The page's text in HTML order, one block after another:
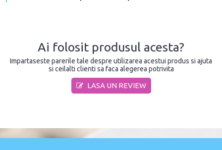
Ai folosit produsul acesta?
Impartaseste parerile tale despre utilizarea acestui produs si ajuta
si ceilalti clienti sa faca alegerea potrivita
LASA UN REVIEW